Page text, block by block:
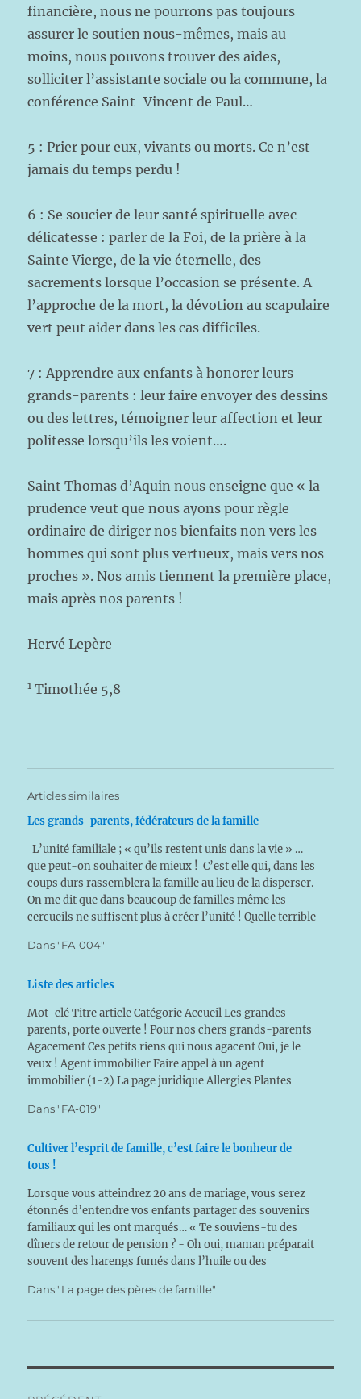
financière, nous ne pourrons pas toujours
assurer le soutien nous-mêmes, mais au
moins, nous pouvons trouver des aides,
solliciter l’assistante sociale ou la commune, la
conférence Saint-Vincent de Paul…
5 : Prier pour eux, vivants ou morts. Ce n’est
jamais du temps perdu !
6 : Se soucier de leur santé spirituelle avec
délicatesse : parler de la Foi, de la prière à la
Sainte Vierge, de la vie éternelle, des
sacrements lorsque l’occasion se présente. A
l’approche de la mort, la dévotion au scapulaire
vert peut aider dans les cas difficiles.
7 : Apprendre aux enfants à honorer leurs
grands-parents : leur faire envoyer des dessins
ou des lettres, témoigner leur affection et leur
politesse lorsqu’ils les voient….
Saint Thomas d’Aquin nous enseigne que « la
prudence veut que nous ayons pour règle
ordinaire de diriger nos bienfaits non vers les
hommes qui sont plus vertueux, mais vers nos
proches ». Nos amis tiennent la première place,
mais après nos parents !
Hervé Lepère
1 Timothée 5,8
Articles similaires
Les grands-parents, fédérateurs de la famille
L’unité familiale ; « qu’ils restent unis dans la vie » …
que peut-on souhaiter de mieux ! C’est elle qui, dans les
coups durs rassemblera la famille au lieu de la disperser.
On me dit que dans beaucoup de familles même les
cercueils ne suffisent plus à créer l’unité ! Quelle terrible
Dans "FA-004"
Liste des articles
Mot-clé Titre article Catégorie Accueil Les grandes-
parents, porte ouverte ! Pour nos chers grands-parents
Agacement Ces petits riens qui nous agacent Oui, je le
veux ! Agent immobilier Faire appel à un agent
immobilier (1-2) La page juridique Allergies Plantes
page du…
Dans "FA-019"
Cultiver l’esprit de famille, c’est faire le bonheur de
tous !
Lorsque vous atteindrez 20 ans de mariage, vous serez
étonnés d’entendre vos enfants partager des souvenirs
familiaux qui les ont marqués… « Te souviens-tu des
dîners de retour de pension ? - Oh oui, maman préparait
souvent des harengs fumés dans l’huile ou des
ou…
Dans "La page des pères de famille"